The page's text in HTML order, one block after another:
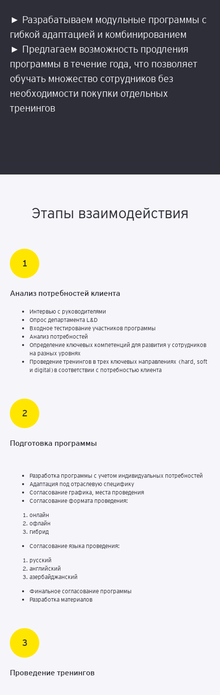
► Разрабатываем модульные программы с
гибкой адаптацией и комбинированием
► Предлагаем возможность продления
программы в течение года, что позволяет
обучать множество сотрудников без
необходимости покупки отдельных
тренингов
Этапы взаимодействия
Анализ потребностей клиента
Интервью с руководителями
Опрос департамента L&D
Входное тестирование участников программы
Анализ потребностей
Определение ключевых компетенций для развития у сотрудников
на разных уровнях
Проведение тренингов в трех ключевых направлениях (hard, soft
и digital)в соответствии с потребностью клиента
Подготовка программы
Разработка программы с учетом индивидуальных потребностей
Адаптация под отраслевую специфику
Согласование графика, места проведения
Согласование формата проведения:
онлайн
офлайн
гибрид
Согласование языка проведения:
русский
английский
азербайджанский
Финальное согласование программы
Разработка материалов
Проведение тренингов